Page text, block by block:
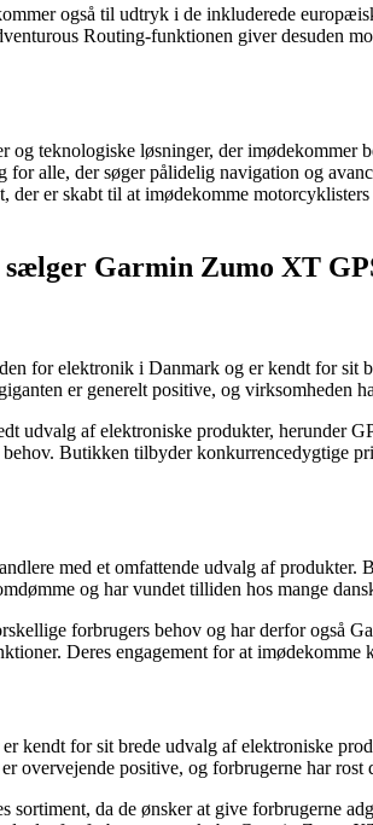
også til udtryk i de inkluderede
Routing-funktionen giver desuden
og teknologiske løsninger, der
alle, der søger pålidelig navigation og
der er skabt til at imødekomme
Garmin Zumo XT
for elektronik i Danmark og er kendt for
er generelt positive, og virksomheden
udvalg af elektroniske produkter, herunder
Butikken tilbyder konkurrencedygtige
med et omfattende udvalg af
og har vundet tilliden hos mange
forbrugers behov og har derfor også
Deres engagement for at
kendt for sit brede udvalg af elektroniske
overvejende positive, og forbrugerne har
sortiment, da de ønsker at give forbrugerne